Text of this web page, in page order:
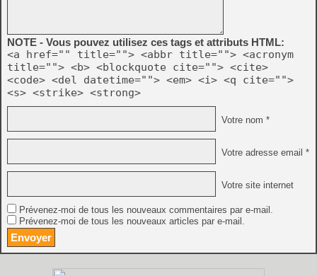
NOTE - Vous pouvez utilisez ces tags et attributs HTML:
<a href="" title=""> <abbr title=""> <acronym
title=""> <b> <blockquote cite=""> <cite>
<code> <del datetime=""> <em> <i> <q cite="">
<s> <strike> <strong>
Votre nom *
Votre adresse email *
Votre site internet
Prévenez-moi de tous les nouveaux commentaires par e-mail.
Prévenez-moi de tous les nouveaux articles par e-mail.